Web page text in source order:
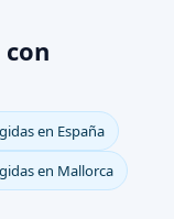
con
en España
en Mallorca